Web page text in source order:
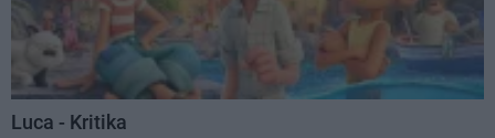
Luca - Kritika